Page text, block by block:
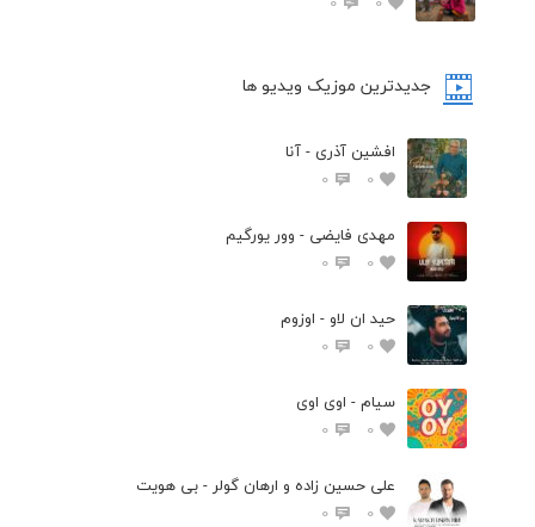
جدیدترین موزیک ویدیو ها
افشین آذری - آنا
0
0
مهدی فایضی - وور یورگیم
0
0
حید ان لاو - اوزوم
0
0
سیام - اوی اوی
0
0
علی حسین زاده و ارهان گولر - بی هویت
0
0